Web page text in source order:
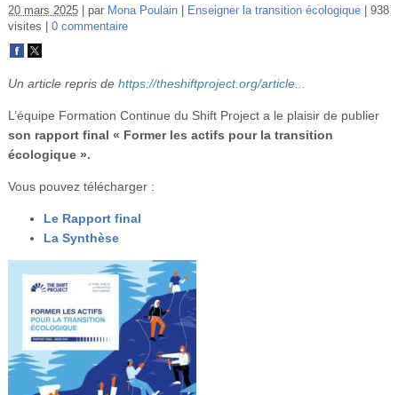
IMT
Vidéos
S’inscrire
20 mars 2025 par Mona Poulain Enseigner la transition écologique
938
visites
0 commentaire
Un article repris de https://theshiftproject.org/article...
L’équipe Formation Continue du Shift Project a le plaisir de publier
son rapport final « Former les actifs pour la transition
écologique ».
Vous pouvez télécharger :
Le Rapport final
La Synthèse